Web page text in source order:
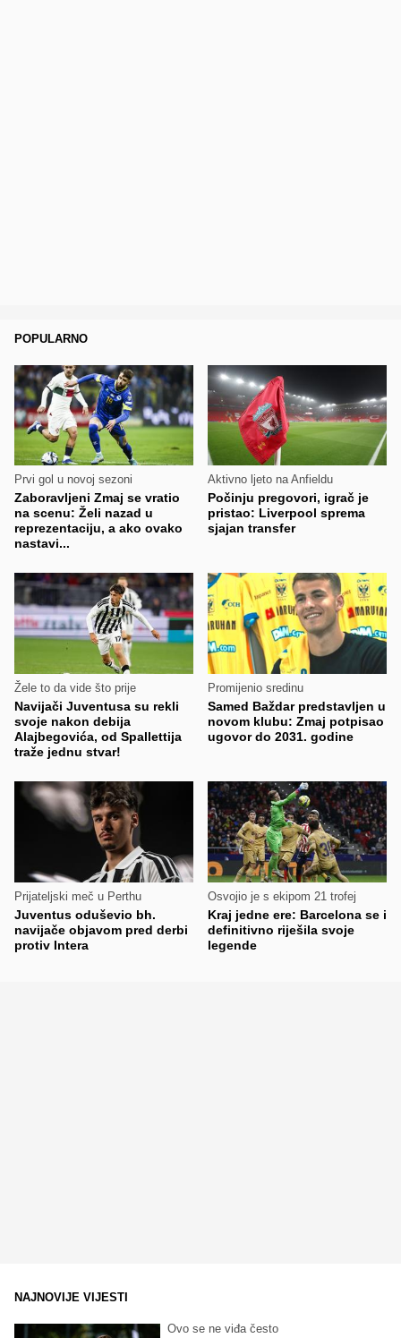
POPULARNO
Prvi gol u novoj sezoni
Zaboravljeni Zmaj se vratio
na scenu: Želi nazad u
reprezentaciju, a ako ovako
nastavi...
Aktivno ljeto na Anfieldu
Počinju pregovori, igrač je
pristao: Liverpool sprema
sjajan transfer
Žele to da vide što prije
Navijači Juventusa su rekli
svoje nakon debija
Alajbegovića, od Spallettija
traže jednu stvar!
Promijenio sredinu
Samed Baždar predstavljen u
novom klubu: Zmaj potpisao
ugovor do 2031. godine
Prijateljski meč u Perthu
Juventus oduševio bh.
navijače objavom pred derbi
protiv Intera
Osvojio je s ekipom 21 trofej
Kraj jedne ere: Barcelona se i
definitivno riješila svoje
legende
NAJNOVIJE VIJESTI
Ovo se ne viđa često